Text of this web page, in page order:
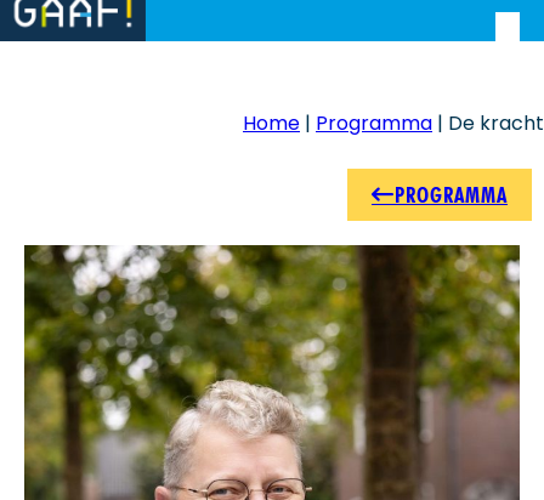
Home | Programma | De
PROGRAMMA